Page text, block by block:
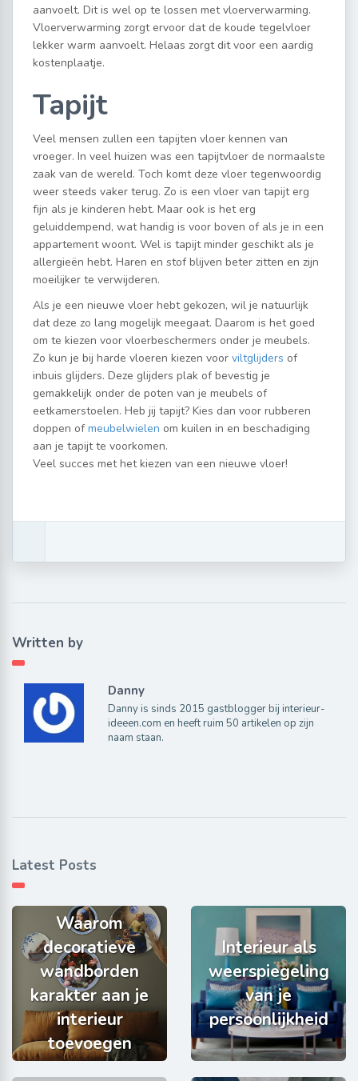
aanvoelt. Dit is wel op te lossen met vloerverwarming.
Vloerverwarming zorgt ervoor dat de koude tegelvloer
lekker warm aanvoelt. Helaas zorgt dit voor een aardig
kostenplaatje.
Tapijt
Veel mensen zullen een tapijten vloer kennen van
vroeger. In veel huizen was een tapijtvloer de normaalste
zaak van de wereld. Toch komt deze vloer tegenwoordig
weer steeds vaker terug. Zo is een vloer van tapijt erg
fijn als je kinderen hebt. Maar ook is het erg
geluiddempend, wat handig is voor boven of als je in een
appartement woont. Wel is tapijt minder geschikt als je
allergieën hebt. Haren en stof blijven beter zitten en zijn
moeilijker te verwijderen.
Als je een nieuwe vloer hebt gekozen, wil je natuurlijk
dat deze zo lang mogelijk meegaat. Daarom is het goed
om te kiezen voor vloerbeschermers onder je meubels.
Zo kun je bij harde vloeren kiezen voor viltglijders of
inbuis glijders. Deze glijders plak of bevestig je
gemakkelijk onder de poten van je meubels of
eetkamerstoelen. Heb jij tapijt? Kies dan voor rubberen
doppen ofmeubelwielen om kuilen in en beschadiging
aan je tapijt te voorkomen.
Veel succes met het kiezen van een nieuwe vloer!
Written by
Danny
Danny is sinds 2015 gastblogger bij interieur-
ideeen.com en heeft ruim 50 artikelen op zijn
naam staan.
Latest Posts
Waarom
decoratieve
wandborden
karakter aan je
interieur
toevoegen
Interieur als
weerspiegeling
van je
persoonlijkheid